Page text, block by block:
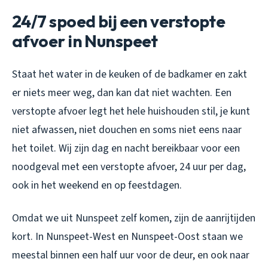
24/7 spoed bij een verstopte
afvoer in Nunspeet
Staat het water in de keuken of de badkamer en zakt
er niets meer weg, dan kan dat niet wachten. Een
verstopte afvoer legt het hele huishouden stil, je kunt
niet afwassen, niet douchen en soms niet eens naar
het toilet. Wij zijn dag en nacht bereikbaar voor een
noodgeval met een verstopte afvoer, 24 uur per dag,
ook in het weekend en op feestdagen.
Omdat we uit Nunspeet zelf komen, zijn de aanrijtijden
kort. In Nunspeet-West en Nunspeet-Oost staan we
meestal binnen een half uur voor de deur, en ook naar